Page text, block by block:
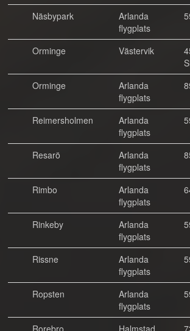
Näsbypark
Arlanda
flygplats
Orminge
Västervik
Orminge
Arlanda
flygplats
Reimersholmen
Arlanda
flygplats
Resarö
Arlanda
flygplats
Rimbo
Arlanda
flygplats
Rinkeby
Arlanda
flygplats
Rissne
Arlanda
flygplats
Ropsten
Arlanda
flygplats
Rorebro
Halmstad